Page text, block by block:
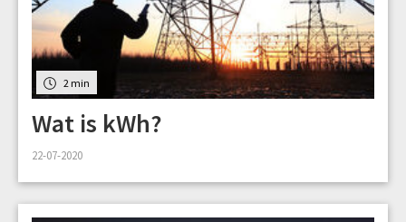
2 min
Wat is kWh?
22-07-2020